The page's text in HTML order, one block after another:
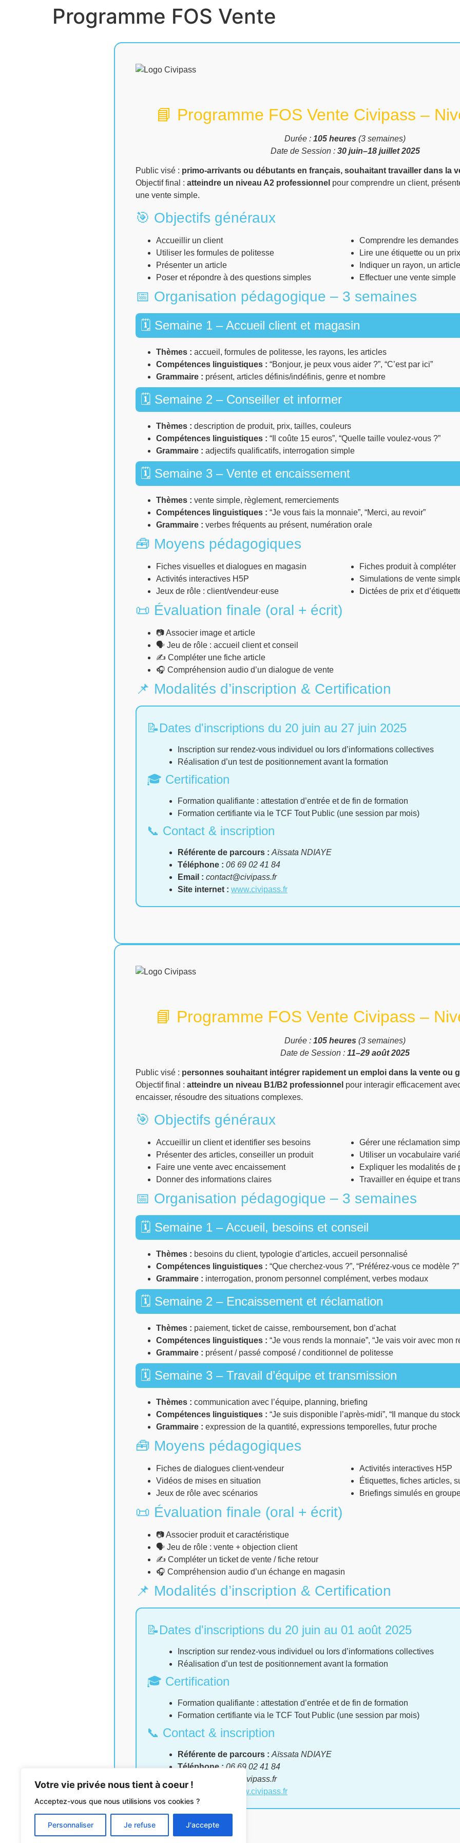
Votre vie privée nous tient à coeur !
Acceptez-vous que nous utilisions vos cookies ?
Personnaliser Je refuse J'accepte
Programme FOS Vente
📘 Programme FOS Vente Civipass –
Durée : 105 heures (3 semaines)
Date de Session : 30 juin–18 juillet 2025
Public visé : primo-arrivants ou débutants en français, souhaitant travailler dans la
Objectif final : atteindre un niveau A2 professionnel pour comprendre un client,
une vente simple.
🎯 Objectifs généraux
Accueillir un client
Utiliser les formules de politesse
Présenter un article
Poser et répondre à des questions simples
Comprendre les demandes
Lire une étiquette ou un prix
Indiquer un rayon, un
Effectuer une vente simple
📅 Organisation pédagogique – 3 semaines
🗓 Semaine 1 – Accueil client et magasin
Thèmes : accueil, formules de politesse, les rayons, les articles
Compétences linguistiques : “Bonjour, je peux vous aider ?”, “C’est par ici”
Grammaire : présent, articles définis/indéfinis, genre et nombre
🗓 Semaine 2 – Conseiller et informer
Thèmes : description de produit, prix, tailles, couleurs
Compétences linguistiques : “Il coûte 15 euros”, “Quelle taille voulez-vous ?”
Grammaire : adjectifs qualificatifs, interrogation simple
🗓 Semaine 3 – Vente et encaissement
Thèmes : vente simple, règlement, remerciements
Compétences linguistiques : “Je vous fais la monnaie”, “Merci, au revoir”
Grammaire : verbes fréquents au présent, numération orale
🧰 Moyens pédagogiques
Fiches visuelles et dialogues en magasin
Activités interactives H5P
Jeux de rôle : client/vendeur·euse
Fiches produit à compléter
Simulations de vente
Dictées de prix et
📜 Évaluation finale (oral + écrit)
📷 Associer image et article
🗣 Jeu de rôle : accueil client et conseil
✍️ Compléter une fiche article
🎧 Compréhension audio d’un dialogue de vente
📌 Modalités d’inscription & Certification
📝Dates d'inscriptions du 20 juin au 27 juin 2025
Inscription sur rendez-vous individuel ou lors d’informations collectives
Réalisation d’un test de positionnement avant la formation
🎓 Certification
Formation qualifiante : attestation d’entrée et de fin de formation
Formation certifiante via le TCF Tout Public (une session par mois)
📞 Contact & inscription
Référente de parcours : Aïssata NDIAYE
Téléphone : 06 69 02 41 84
Email : contact@civipass.fr
Site internet : www.civipass.fr
📘 Programme FOS Vente Civipass –
Durée : 105 heures (3 semaines)
Date de Session : 11–29 août 2025
Public visé : personnes souhaitant intégrer rapidement un emploi dans la vente ou
Objectif final : atteindre un niveau B1/B2 professionnel pour interagir efficacement
encaisser, résoudre des situations complexes.
🎯 Objectifs généraux
Accueillir un client et identifier ses besoins
Présenter des articles, conseiller un produit
Faire une vente avec encaissement
Donner des informations claires
Gérer une réclamation
Utiliser un vocabulaire
Expliquer les modalités de
Travailler en équipe et
📅 Organisation pédagogique – 3 semaines
🗓 Semaine 1 – Accueil, besoins et conseil
Thèmes : besoins du client, typologie d’articles, accueil personnalisé
Compétences linguistiques : “Que cherchez-vous ?”, “Préférez-vous ce modèle ?”
Grammaire : interrogation, pronom personnel complément, verbes modaux
🗓 Semaine 2 – Encaissement et réclamation
Thèmes : paiement, ticket de caisse, remboursement, bon d’achat
Compétences linguistiques : “Je vous rends la monnaie”, “Je vais voir avec mon
Grammaire : présent / passé composé / conditionnel de politesse
🗓 Semaine 3 – Travail d’équipe et transmission
Thèmes : communication avec l’équipe, planning, briefing
Compétences linguistiques : “Je suis disponible l’après-midi”, “Il manque du
Grammaire : expression de la quantité, expressions temporelles, futur proche
🧰 Moyens pédagogiques
Fiches de dialogues client-vendeur
Vidéos de mises en situation
Jeux de rôle avec scénarios
Activités interactives H5P
Étiquettes, fiches articles,
Briefings simulés en
📜 Évaluation finale (oral + écrit)
📷 Associer produit et caractéristique
🗣 Jeu de rôle : vente + objection client
✍️ Compléter un ticket de vente / fiche retour
🎧 Compréhension audio d’un échange en magasin
📌 Modalités d’inscription & Certification
📝Dates d'inscriptions du 20 juin au 01 août 2025
Inscription sur rendez-vous individuel ou lors d’informations collectives
Réalisation d’un test de positionnement avant la formation
🎓 Certification
Formation qualifiante : attestation d’entrée et de fin de formation
Formation certifiante via le TCF Tout Public (une session par mois)
📞 Contact & inscription
Référente de parcours : Aïssata NDIAYE
Téléphone : 06 69 02 41 84
contact@civipass.fr
www.civipass.fr